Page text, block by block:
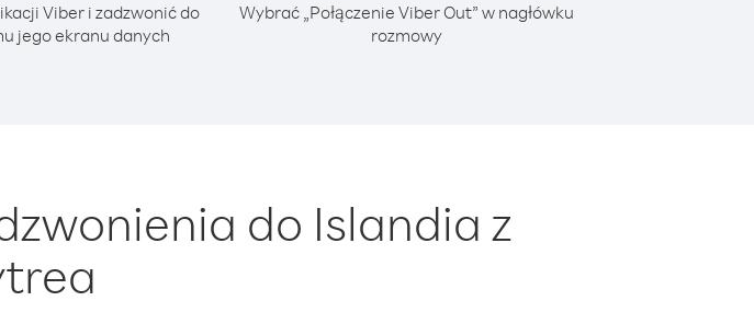
Viber i zadzwonić do
jego ekranu danych
Wybrać „Połączenie Viber Out” w nagłówku
rozmowy
do Islandia z